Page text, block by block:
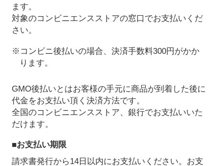
ます。
対象のコンビニエンスストアの窓口でお支払いくだ
さい。
※コンビニ後払いの場合、決済手数料300円がかか
ります。
GMO後払いとはお客様の手元に商品が到着した後に
代金をお支払い頂く決済方法です。
全国のコンビニエンスストア、銀行でお支払いいた
だけます。
■お支払い期限
請求書発行から14日以内にお支払いください。お支